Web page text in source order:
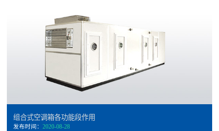
组合式空调箱各功能段作用
发布时间： 2020-08-28